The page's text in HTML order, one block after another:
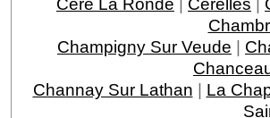
Champigny Sur Veude |
Channay Sur Lathan | La